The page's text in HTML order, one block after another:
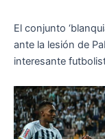
El conjunto
ante la lesión de
interesante